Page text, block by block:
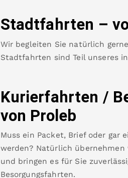
Stadtfahrten –
Wir begleiten Sie natürlich
Stadtfahrten sind Teil unseres
Kurierfahrten /
von Proleb
Muss ein Packet, Brief oder gar
werden? Natürlich
und bringen es für Sie
Besorgungsfahrten.